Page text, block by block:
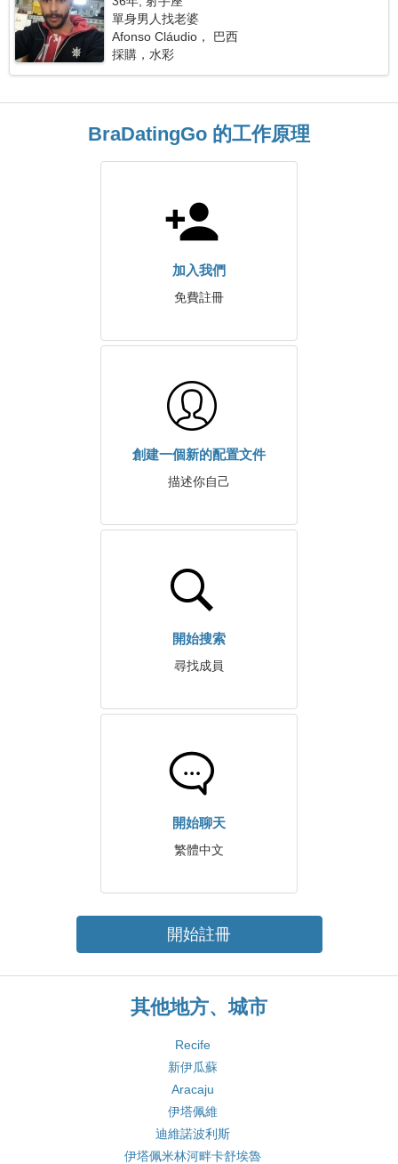
單身男人找老婆
Afonso Cláudio， 巴西
採購，水彩
BraDatingGo 的工作原理
加入我們
免費註冊
創建一個新的配置文件
描述你自己
開始搜索
尋找成員
開始聊天
繁體中文
開始註冊
其他地方、城市
Recife
新伊瓜蘇
Aracaju
伊塔佩維
迪維諾波利斯
伊塔佩米林河畔卡舒埃魯